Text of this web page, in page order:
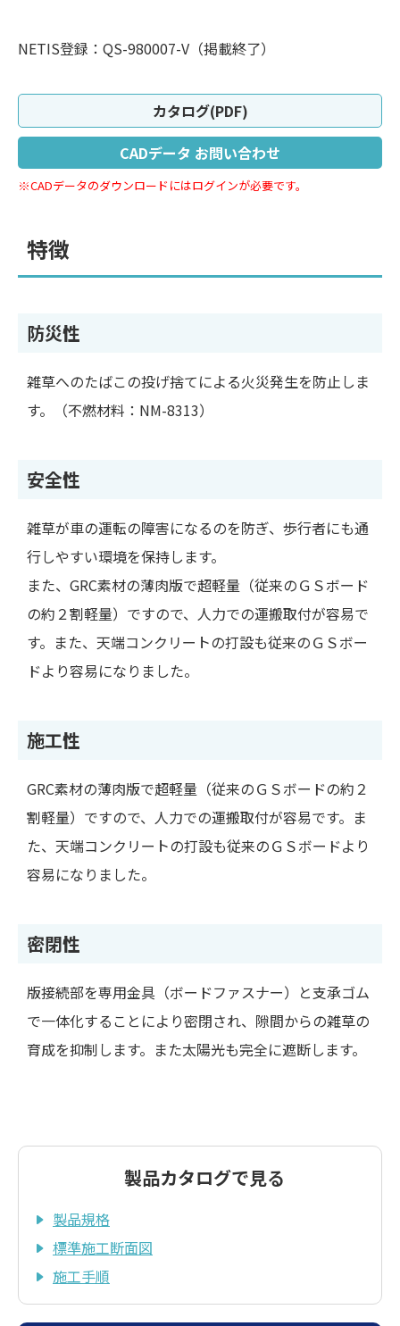
NETIS登録：QS-980007-V（掲載終了）
カタログ(PDF)
CADデータ お問い合わせ
※CADデータのダウンロードにはログインが必要です。
特徴
防災性
雑草へのたばこの投げ捨てによる火災発生を防止しま
す。（不燃材料：NM-8313）
安全性
雑草が車の運転の障害になるのを防ぎ、歩行者にも通
行しやすい環境を保持します。
また、GRC素材の薄肉版で超軽量（従来のＧＳボード
の約２割軽量）ですので、人力での運搬取付が容易で
す。また、天端コンクリートの打設も従来のＧＳボー
ドより容易になりました。
施工性
GRC素材の薄肉版で超軽量（従来のＧＳボードの約２
割軽量）ですので、人力での運搬取付が容易です。ま
た、天端コンクリートの打設も従来のＧＳボードより
容易になりました。
密閉性
版接続部を専用金具（ボードファスナー）と支承ゴム
で一体化することにより密閉され、隙間からの雑草の
育成を抑制します。また太陽光も完全に遮断します。
製品カタログで見る
製品規格
標準施工断面図
施工手順